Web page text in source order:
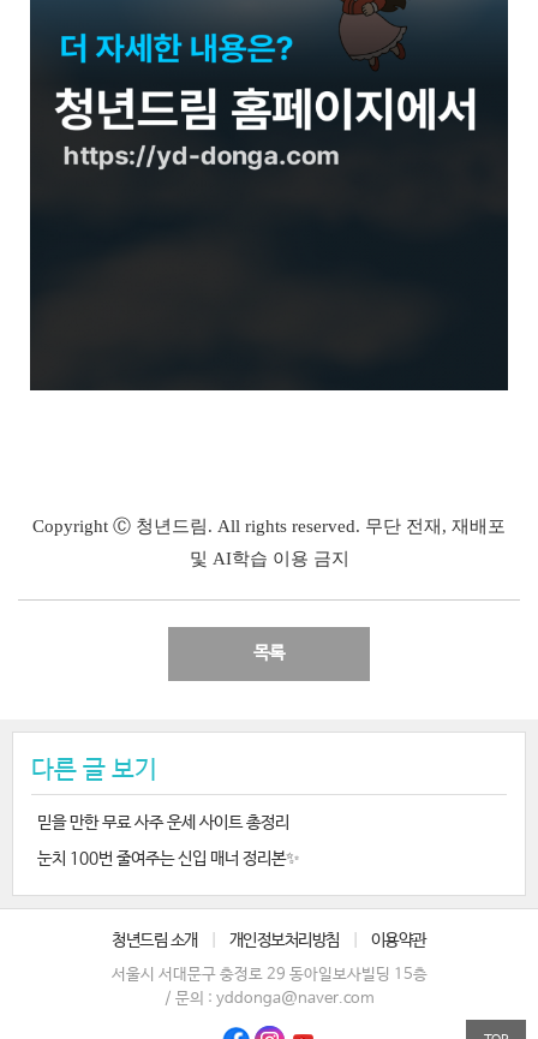
Copyright Ⓒ 청년드림. All rights reserved. 무단 전재, 재배포
및 AI학습 이용 금지
목록
다른 글 보기
믿을 만한 무료 사주 운세 사이트 총정리
눈치 100번 줄여주는 신입 매너 정리본✨
청년드림 소개 개인정보처리방침 이용약관
서울시 서대문구 충정로 29 동아일보사빌딩 15층
/ 문의 : yddonga@naver.com